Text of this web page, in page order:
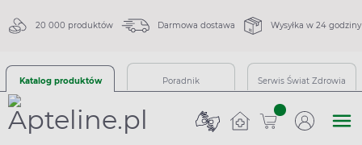
20 000 produktów Darmowa dostawa Wysyłka w 24 godziny
Katalog produktów Poradnik Serwis Świat Zdrowia
sztuk